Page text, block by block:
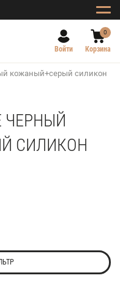
Войти
0
Корзина
кожаный+серый силикон
ЧЕРНЫЙ
СИЛИКОН